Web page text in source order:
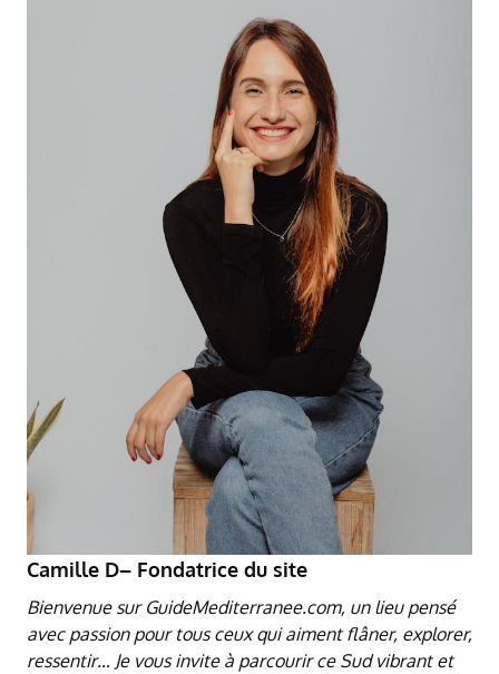
Camille D– Fondatrice du site
Bienvenue sur GuideMediterranee.com, un lieu pensé
avec passion pour tous ceux qui aiment flâner, explorer,
ressentir… Je vous invite à parcourir ce Sud vibrant et